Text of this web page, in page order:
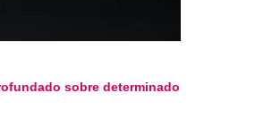
sobre determinado